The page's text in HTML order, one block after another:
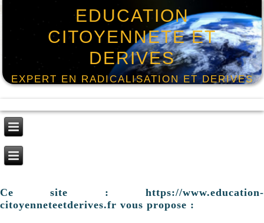
EDUCATION
CITOYENNETE ET
DERIVES
EXPERT EN RADICALISATION ET DERIVES
Ce site : https://www.education-
citoyenneteetderives.fr vous propose :